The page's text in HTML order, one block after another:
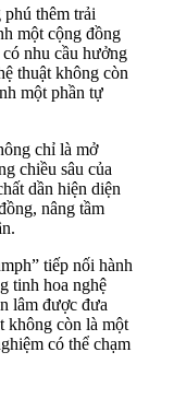
thêm trải
một cộng đồng
nhu cầu hưởng
thuật không còn
một phần tự
chỉ là mở
chiều sâu của
dần hiện diện
nâng tầm
tiếp nối hành
tinh hoa nghệ
lâm được đưa
không còn là một
có thể chạm